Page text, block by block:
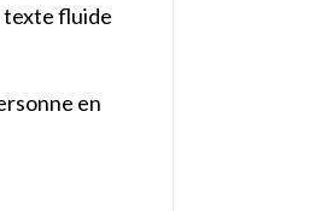
texte fluide
en